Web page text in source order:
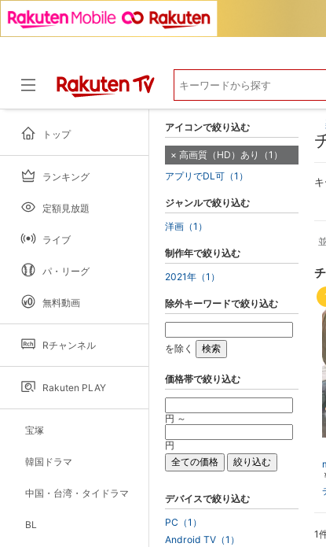
トップ
ランキング
定額見放題
ライブ
パ・リーグ
無料動画
Rチャンネル
Rakuten PLAY
宝塚
韓国ドラマ
中国・台湾・タイドラマ
BL
1
アイコンで絞り込む
高画質（HD）あり（1）
アプリでDL可（1）
ジャンルで絞り込む
洋画（1）
制作年で絞り込む
2021年（1）
除外キーワードで絞り込む
を除く
価格帯で絞り込む
円 ～
円
デバイスで絞り込む
PC（1）
Android TV（1）